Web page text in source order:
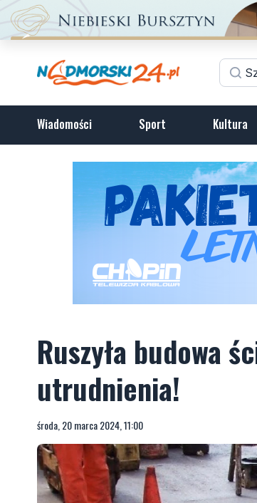
Wiadomości Sport Kultura
Ruszyła budowa
utrudnienia!
środa, 20 marca 2024, 11:00